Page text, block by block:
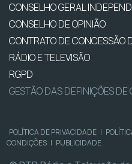
CONSELHO GERAL
CONSELHO DE OPINIÃO
CONTRATO DE CONCESSÃO
RÁDIO E TELEVISÃO
RGPD
GESTÃO DAS DEFINIÇÕES DE
POLÍTICA DE PRIVACIDADE |
CONDIÇÕES | PUBLICIDADE